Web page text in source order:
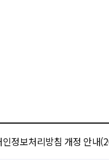
인정보처리방침 개정 안내